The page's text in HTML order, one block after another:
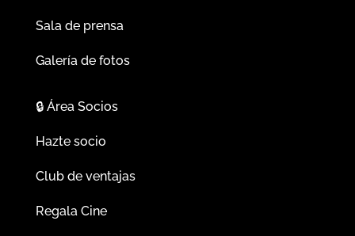
Sala de prensa
Galería de fotos
🔒Área Socios
Hazte socio
Club de ventajas
Regala Cine